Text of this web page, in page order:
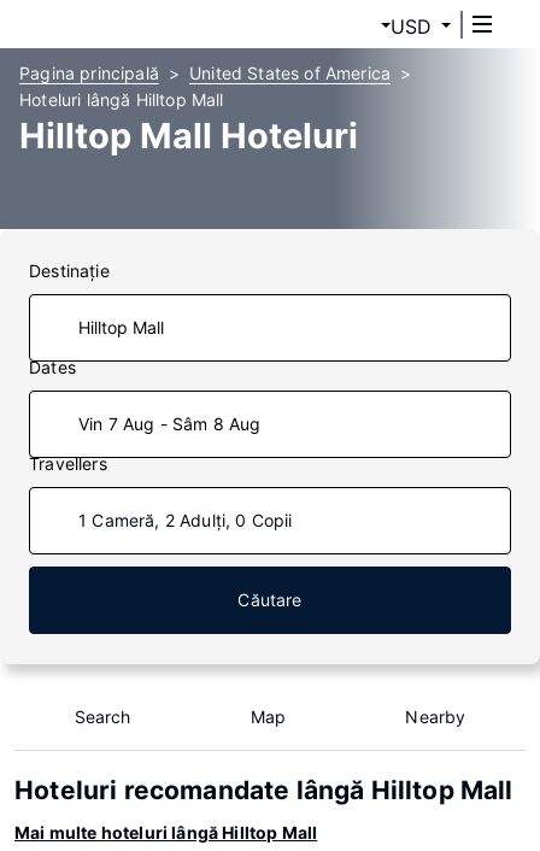
USD
Pagina principală
United States of America
Hoteluri lângă Hilltop Mall
Hilltop Mall Hoteluri
Destinaţie
Dates
Vin 7 Aug - Sâm 8 Aug
Travellers
1 Cameră, 2 Adulți, 0 Copii
Căutare
Search Map Nearby
Hoteluri recomandate lângă Hilltop Mall
Mai multe hoteluri lângă Hilltop Mall